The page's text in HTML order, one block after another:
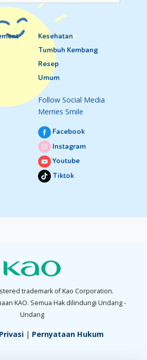
Kesehatan
Tumbuh Kembang
Resep
Umum
Follow Social Media
Merries Smile
Facebook
Instagram
Youtube
Tiktok
trademark of Kao Corporation.
KAO. Semua Hak dilindungi Undang -
Undang
| Pernyataan Hukum